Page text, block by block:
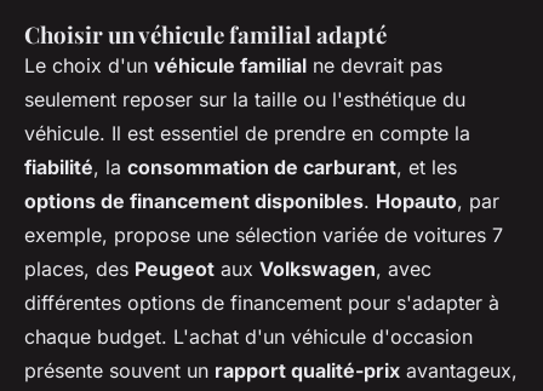
Choisir un véhicule familial adapté
Le choix d'un véhicule familial ne devrait pas
seulement reposer sur la taille ou l'esthétique du
véhicule. Il est essentiel de prendre en compte la
fiabilité, la consommation de carburant, et les
options de financement disponibles. Hopauto, par
exemple, propose une sélection variée de voitures 7
places, des Peugeot aux Volkswagen, avec
différentes options de financement pour s'adapter à
chaque budget. L'achat d'un véhicule d'occasion
présente souvent un rapport qualité-prix avantageux,